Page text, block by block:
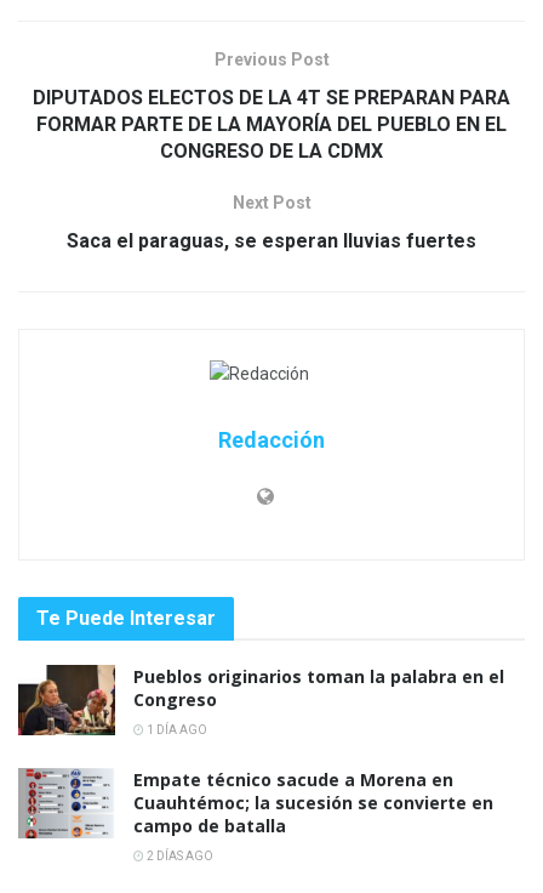
Previous Post
DIPUTADOS ELECTOS DE LA 4T SE PREPARAN PARA
FORMAR PARTE DE LA MAYORÍA DEL PUEBLO EN EL
CONGRESO DE LA CDMX
Next Post
Saca el paraguas, se esperan lluvias fuertes
Redacción
Te Puede Interesar
Pueblos originarios toman la palabra en el
Congreso
1 DÍA AGO
Empate técnico sacude a Morena en
Cuauhtémoc; la sucesión se convierte en
campo de batalla
2 DÍAS AGO